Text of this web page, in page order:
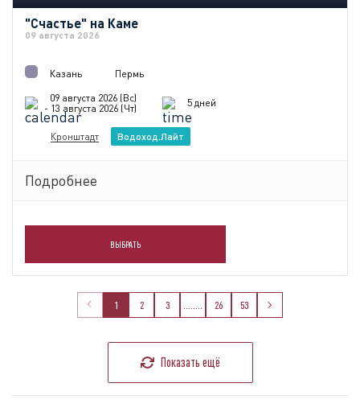
"Счастье" на Каме
09 августа 2026
Казань
Пермь
09 августа 2026 (Вс)
- 13 августа 2026 (Чт)
5 дней
Кронштадт Водоход.Лайт
Подробнее
ВЫБРАТЬ
1 2 3 26 53
Показать ещё